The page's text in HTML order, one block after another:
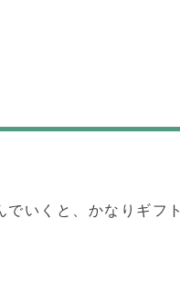
いくと、かなりギフト